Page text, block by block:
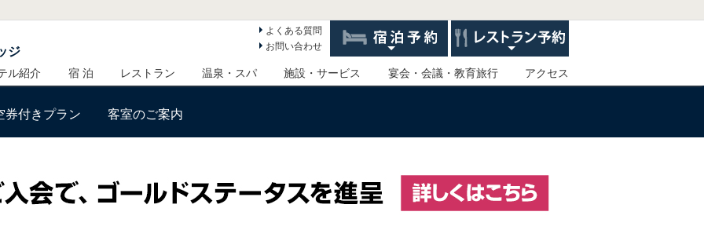
ジ
よくある質問
お問い合わせ
ル紹介 宿 泊 レストラン 温泉・スパ 施設・サービス 宴会・会議・教育旅行 アクセス
券付きプラン 客室のご案内